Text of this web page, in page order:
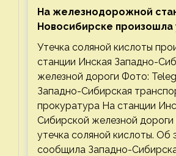
На железнодорожной
Новосибирске произошла
соляной кислоты
Утечка соляной кислоты
станции Инская Западно-
железной дороги Фото:
Западно-Сибирская
прокуратура На станции
Сибирской железной
утечка соляной кислоты. Об
сообщила Западно-